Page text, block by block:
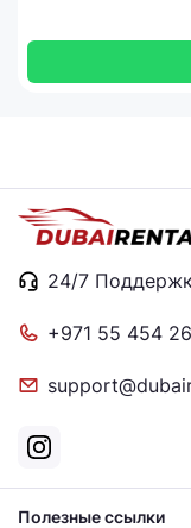
24/7
+971 55 454
Полезные ссылки